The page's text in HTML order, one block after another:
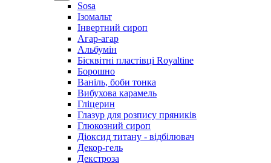
Sosa
Ізомальт
Інвертний сироп
Агар-агар
Альбумін
Бісквітні пластівці Royaltine
Борошно
Ваніль, боби тонка
Вибухова карамель
Гліцерин
Глазур для розпису пряників
Глюкозний сироп
Діоксид титану - відбілювач
Декор-гель
Декстроза